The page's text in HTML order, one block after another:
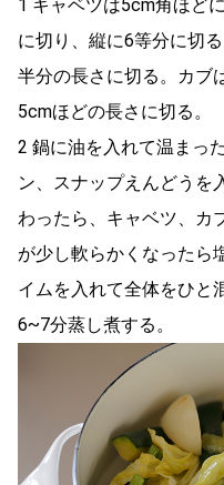
1 キャベツは5cm角ほど
に切り、縦に6等分に切
半分の長さに切る。カブ
5cmほどの長さに切る。
2 鍋に油を入れて温まっ
ン、スナップえんどうを
わったら、キャベツ、カ
が少し軟らかくなったら
イムを入れて全体をひと
6~7分蒸し煮する。